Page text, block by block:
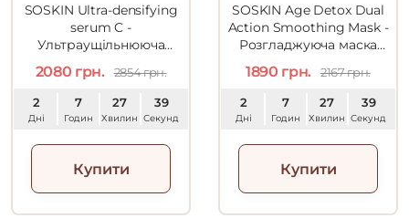
SOSKIN Ultra-densifying
serum C -
Ультраущільнююча
сироватка C-Vital (з
ретинілпальмітатом) 30ml
2080 грн. 2854 грн.
2
Дні
7
Годин
27
Хвилин
38
Секунд
Купити
SOSKIN Age Detox Dual
Action Smoothing Mask -
Розгладжуюча маска
подвійної дії 75ml
1890 грн. 2167 грн.
2
Дні
7
Годин
27
Хвилин
38
Секунд
Купити